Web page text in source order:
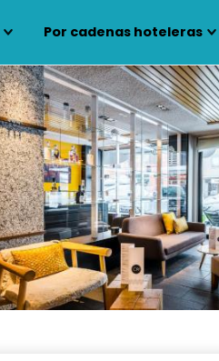
Por cadenas hoteleras